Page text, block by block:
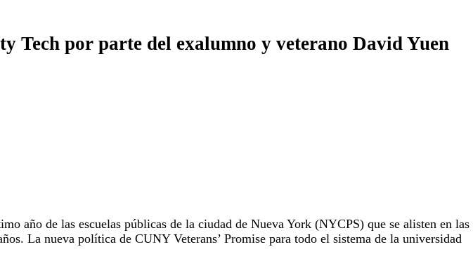
Tech por parte del exalumno y veterano David Yuen
año de las escuelas públicas de la ciudad de Nueva York (NYCPS) que se alisten en las
La nueva política de CUNY Veterans’ Promise para todo el sistema de la universidad